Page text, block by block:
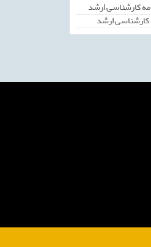
کارشناسی ارشد
کارشناسی ارشد